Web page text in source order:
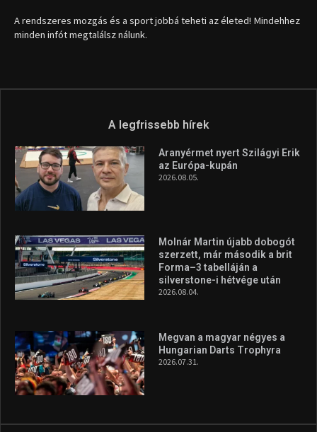
A rendszeres mozgás és a sport jobbá teheti az életed! Mindehhez
minden infót megtalálsz nálunk.
A legfrissebb hírek
Aranyérmet nyert Szilágyi Erik
az Európa-kupán
2026.08.05.
Molnár Martin újabb dobogót
szerzett, már második a brit
Forma–3 tabelláján a
silverstone-i hétvége után
2026.08.04.
Megvan a magyar négyes a
Hungarian Darts Trophyra
2026.07.31.